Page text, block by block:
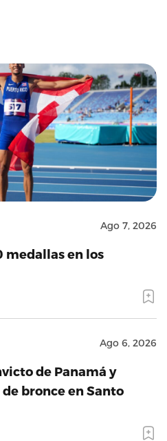
Ago 7, 2026
medallas en los
Ago 6, 2026
de Panamá y
bronce en Santo